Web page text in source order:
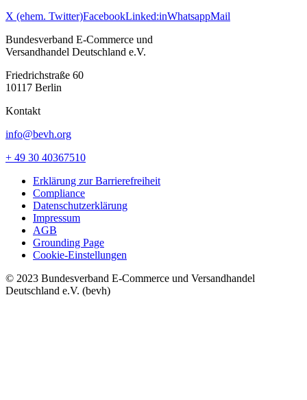
X (ehem. Twitter)FacebookLinked:inWhatsappMail
Bundesverband E-Commerce und
Versandhandel Deutschland e.V.
Friedrichstraße 60
10117 Berlin
Kontakt
info@bevh.org
+ 49 30 40367510
Erklärung zur Barrierefreiheit
Compliance
Datenschutzerklärung
Impressum
AGB
Grounding Page
Cookie-Einstellungen
© 2023 Bundesverband E-Commerce und Versandhandel
Deutschland e.V. (bevh)